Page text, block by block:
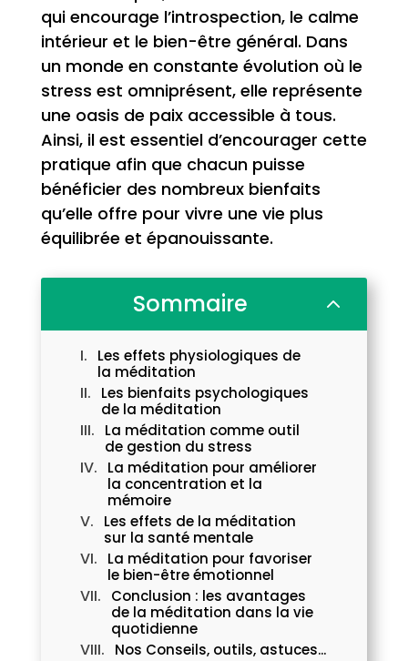
qui encourage l’introspection, le calme
intérieur et le bien-être général. Dans
un monde en constante évolution où le
stress est omniprésent, elle représente
une oasis de paix accessible à tous.
Ainsi, il est essentiel d’encourager cette
pratique afin que chacun puisse
bénéficier des nombreux bienfaits
qu’elle offre pour vivre une vie plus
équilibrée et épanouissante.
Sommaire 2
Les effets physiologiques de
la méditation
Les bienfaits psychologiques
de la méditation
La méditation comme outil
de gestion du stress
La méditation pour améliorer
la concentration et la
mémoire
Les effets de la méditation
sur la santé mentale
La méditation pour favoriser
le bien-être émotionnel
Conclusion : les avantages
de la méditation dans la vie
quotidienne
Nos Conseils, outils, astuces...